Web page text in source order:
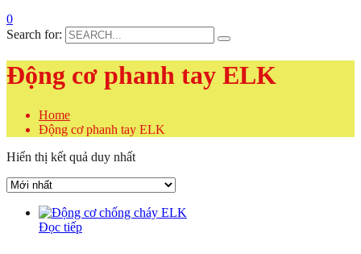
0
Search for:
Động cơ phanh tay ELK
Home
Động cơ phanh tay ELK
Hiển thị kết quả duy nhất
Đọc tiếp